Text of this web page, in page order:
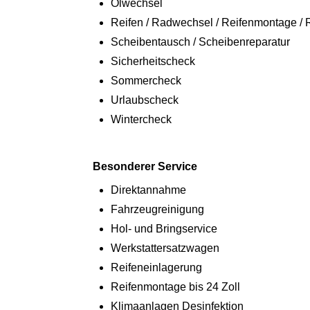
Ölwechsel
Reifen / Radwechsel / Reifenmontage /
Scheibentausch / Scheibenreparatur
Sicherheitscheck
Sommercheck
Urlaubscheck
Wintercheck
Besonderer Service
Direktannahme
Fahrzeugreinigung
Hol- und Bringservice
Werkstattersatzwagen
Reifeneinlagerung
Reifenmontage bis 24 Zoll
Klimaanlagen Desinfektion